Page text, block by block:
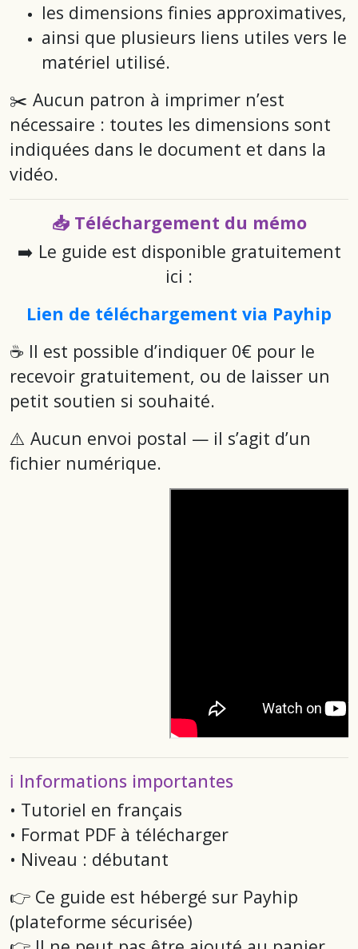
les dimensions finies approximatives,
ainsi que plusieurs liens utiles vers le
matériel utilisé.
✂️ Aucun patron à imprimer n’est
nécessaire : toutes les dimensions sont
indiquées dans le document et dans la
vidéo.
📥 Téléchargement du mémo
➡️ Le guide est disponible gratuitement
ici :
Lien de téléchargement via Payhip
☕ Il est possible d’indiquer 0€ pour le
recevoir gratuitement, ou de laisser un
petit soutien si souhaité.
⚠️ Aucun envoi postal — il s’agit d’un
fichier numérique.
ℹ️ Informations importantes
• Tutoriel en français
• Format PDF à télécharger
• Niveau : débutant
👉 Ce guide est hébergé sur Payhip
(plateforme sécurisée)